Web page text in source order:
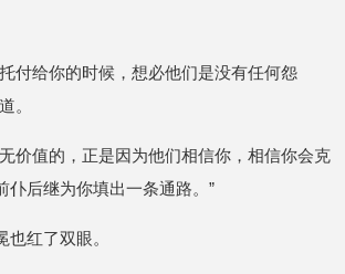
付给你的时候，想必他们是没有任何怨
。
价值的，正是因为他们相信你，相信你会克
仆后继为你填出一条通路。”
红了双眼。